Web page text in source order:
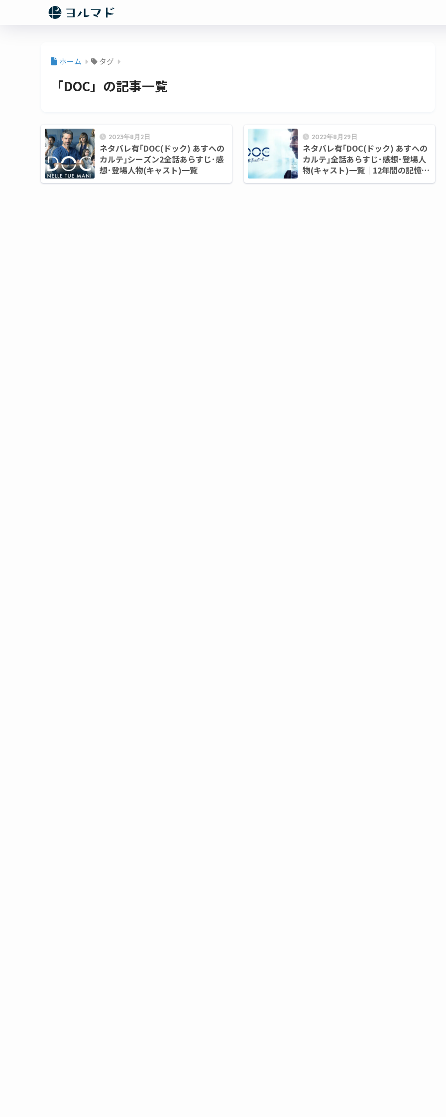
ホーム タグ
「DOC」の記事一覧
2023年8月2日
ネタバレ有｢DOC(ドック) あすへの
カルテ｣シーズン2全話あらすじ･感
想･登場人物(キャスト)一覧
2022年8月29日
ネタバレ有｢DOC(ドック) あすへの
カルテ｣全話あらすじ･感想･登場人
物(キャスト)一覧｜12年間の記憶を
失った医師の再生物語